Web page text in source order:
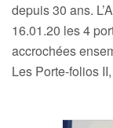
depuis 30 ans.
16.01.20 les 4
accrochées
Les Porte-folios